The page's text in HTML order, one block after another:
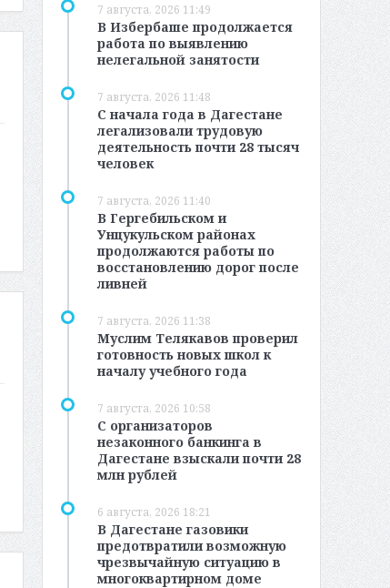
7 августа, 2026 11:49
В Избербаше продолжается
работа по выявлению
нелегальной занятости
7 августа, 2026 11:48
С начала года в Дагестане
легализовали трудовую
деятельность почти 28 тысяч
человек
7 августа, 2026 11:40
В Гергебильском и
Унцукульском районах
продолжаются работы по
восстановлению дорог после
ливней
7 августа, 2026 11:38
Муслим Телякавов проверил
готовность новых школ к
началу учебного года
7 августа, 2026 10:58
С организаторов
незаконного банкинга в
Дагестане взыскали почти 28
млн рублей
6 августа, 2026 18:21
В Дагестане газовики
предотвратили возможную
чрезвычайную ситуацию в
многоквартирном доме